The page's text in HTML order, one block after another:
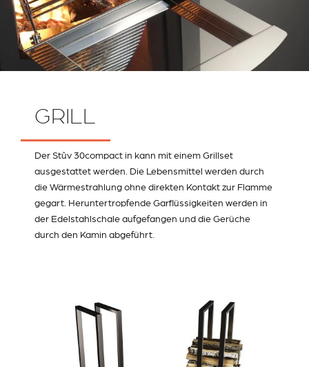
GRILL
Der Stûv 30compact in kann mit einem Grillset
ausgestattet werden. Die Lebensmittel werden durch
die Wärmestrahlung ohne direkten Kontakt zur Flamme
gegart. Heruntertropfende Garflüssigkeiten werden in
der Edelstahlschale aufgefangen und die Gerüche
durch den Kamin abgeführt.